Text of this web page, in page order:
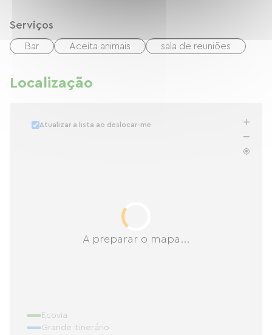
Serviços
Bar Aceita animais sala de reuniões
Localização
A preparar o mapa...
Atualizar a lista ao deslocar-me
Ecovia
Grande itinerário